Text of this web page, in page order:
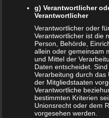
Bildschirmzeit für Kinder:
Schwangerschaft – ein
Schwangerschaft: 1.
Babyhaut schützen: So
NEUE KOMMENTARE
Frank Zimmermannzu
g) Verantwortlicher
Verantwortlicher
Verantwortlicher oder
Verantwortlicher ist die
Person, Behörde,
allein oder gemeinsam
und Mittel der
Daten entscheidet.
Verarbeitung durch
der Mitgliedstaaten
Verantwortliche
bestimmten Kriterien
Unionsrecht oder dem
vorgesehen werden.